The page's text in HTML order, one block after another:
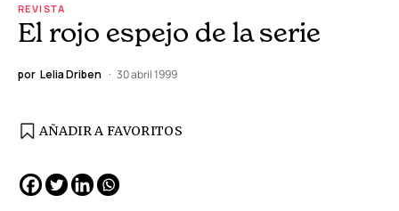
REVISTA
El rojo espejo de la serie
por Lelia Driben 30 abril 1999
AÑADIR A FAVORITOS